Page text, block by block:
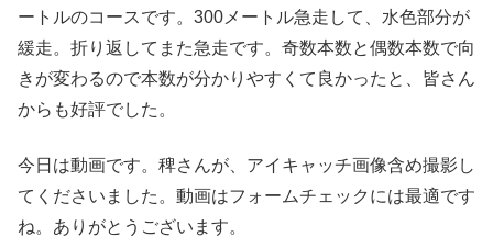
ートルのコースです。300メートル急走して、水色部分が
緩走。折り返してまた急走です。奇数本数と偶数本数で向
きが変わるので本数が分かりやすくて良かったと、皆さん
からも好評でした。
今日は動画です。稗さんが、アイキャッチ画像含め撮影し
てくださいました。動画はフォームチェックには最適です
ね。ありがとうございます。